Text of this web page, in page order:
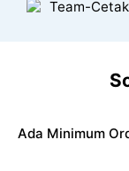
Ada Minimum